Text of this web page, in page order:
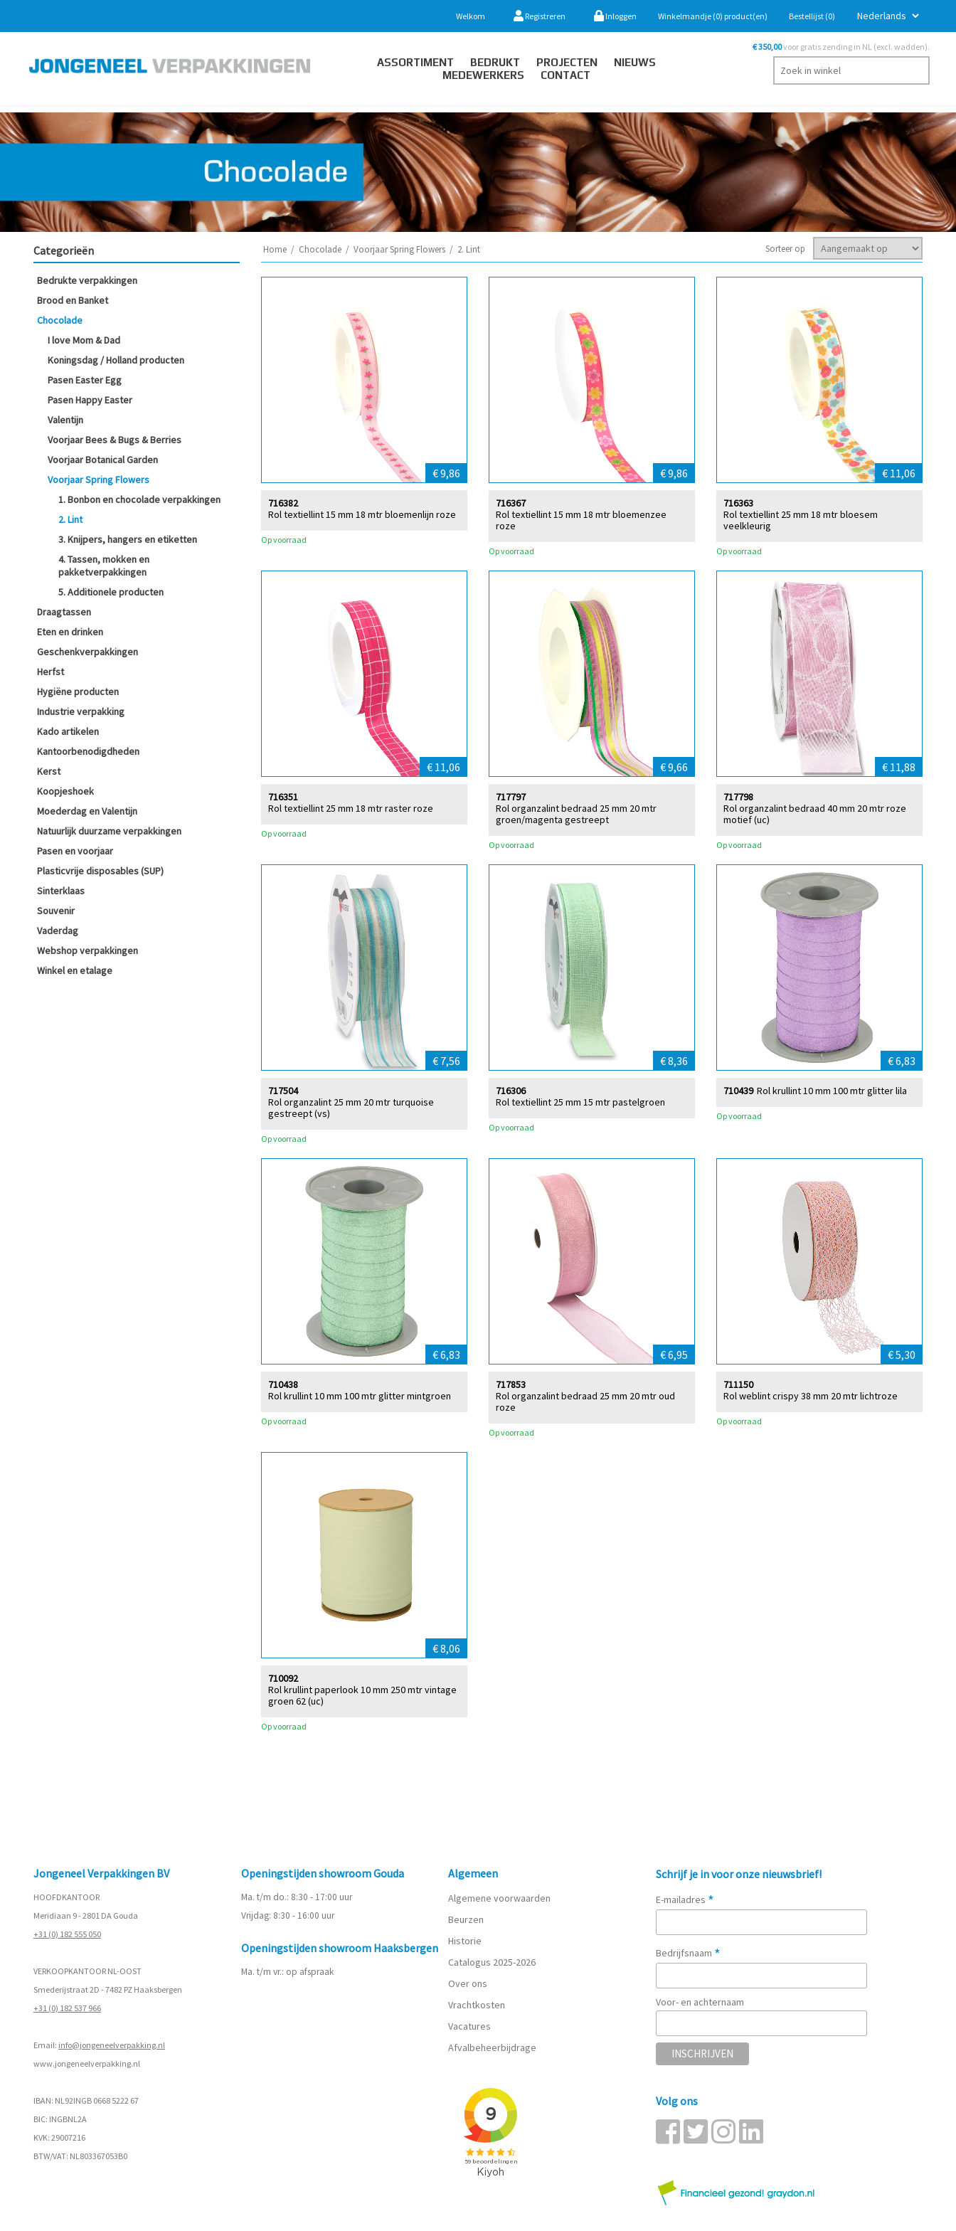
Welkom Registreren Inloggen Winkelmandje (0) product(en) Bestellijst (0)
ASSORTIMENT BEDRUKT PROJECTEN
NIEUWS
MEDEWERKERS
CONTACT
€ 350,00voor gratis zending in NL (excl. wadden).
Categorieën
Bedrukte verpakkingen
Brood en Banket
Chocolade
I love Mom & Dad
Koningsdag / Holland producten
Pasen Easter Egg
Pasen Happy Easter
Valentijn
Voorjaar Bees & Bugs & Berries
Voorjaar Botanical Garden
Voorjaar Spring Flowers
1. Bonbon en chocolade verpakkingen
2. Lint
3. Knijpers, hangers en etiketten
4. Tassen, mokken en
pakketverpakkingen
5. Additionele producten
Draagtassen
Eten en drinken
Geschenkverpakkingen
Herfst
Hygiëne producten
Industrie verpakking
Kado artikelen
Kantoorbenodigdheden
Kerst
Koopjeshoek
Moederdag en Valentijn
Natuurlijk duurzame verpakkingen
Pasen en voorjaar
Plasticvrije disposables (SUP)
Sinterklaas
Souvenir
Vaderdag
Webshop verpakkingen
Winkel en etalage
Home / Chocolade / Voorjaar Spring Flowers / 2. Lint Sorteer op
€ 9,86
Rol textiellint 15 mm 18 mtr bloemenlijn roze
716382
Op voorraad
€ 9,86
Rol textiellint 15 mm 18 mtr bloemenzee
roze
716367
Op voorraad
€ 11,06
Rol textiellint 25 mm 18 mtr bloesem
veelkleurig
716363
Op voorraad
€ 11,06
Rol textiellint 25 mm 18 mtr raster roze
716351
Op voorraad
€ 9,66
Rol organzalint bedraad 25 mm 20 mtr
groen/magenta gestreept
717797
Op voorraad
€ 11,88
Rol organzalint bedraad 40 mm 20 mtr roze
motief (uc)
717798
Op voorraad
€ 7,56
Rol organzalint 25 mm 20 mtr turquoise
gestreept (vs)
717504
Op voorraad
€ 8,36
Rol textiellint 25 mm 15 mtr pastelgroen
716306
Op voorraad
€ 6,83
Rol krullint 10 mm 100 mtr glitter lila
710439
Op voorraad
€ 6,83
Rol krullint 10 mm 100 mtr glitter mintgroen
710438
Op voorraad
€ 6,95
Rol organzalint bedraad 25 mm 20 mtr oud
roze
717853
Op voorraad
€ 5,30
Rol weblint crispy 38 mm 20 mtr lichtroze
711150
Op voorraad
€ 8,06
Rol krullint paperlook 10 mm 250 mtr vintage
groen 62 (uc)
710092
Op voorraad
Jongeneel Verpakkingen BV
HOOFDKANTOOR
Meridiaan 9 - 2801 DA Gouda
+31 (0) 182 555 050
VERKOOPKANTOOR NL-OOST
Smederijstraat 2D - 7482 PZ Haaksbergen
+31 (0) 182 537 966
Email: info@jongeneelverpakking.nl
www.jongeneelverpakking.nl
IBAN: NL92INGB 0668 5222 67
BIC: INGBNL2A
KVK: 29007216
BTW/VAT: NL803367053B0
Openingstijden showroom Gouda
Ma. t/m do.: 8:30 - 17:00 uur
Vrijdag: 8:30 - 16:00 uur
Openingstijden showroom Haaksbergen
Ma. t/m vr.: op afspraak
Algemeen
Algemene voorwaarden
Beurzen
Historie
Catalogus 2025-2026
Over ons
Vrachtkosten
Vacatures
Afvalbeheerbijdrage
Schrijf je in voor onze nieuwsbrief!
E-mailadres *
Bedrijfsnaam *
Voor- en achternaam
Volg ons